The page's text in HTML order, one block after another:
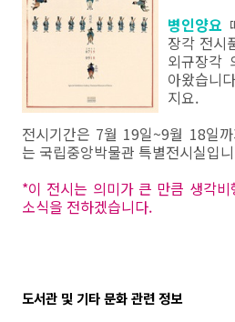
병인양요
장각 전시
외규장각
아왔습니
지요.
전시기간은 7월 19일~9월 18일
는 국립중앙박물관 특별전시실입
*이 전시는 의미가 큰 만큼 생각
소식을 전하겠습니다.
도서관 및 기타 문화 관련 정보